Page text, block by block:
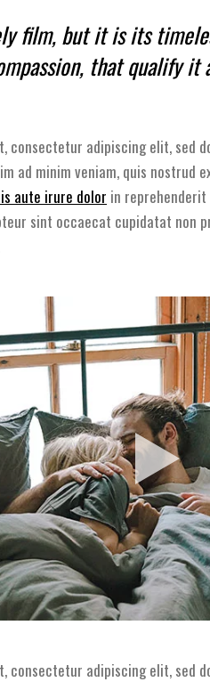
film, but it is its
that qualify it
consectetur adipiscing elit, sed
ad minim veniam, quis
aute irure dolor in
sint occaecat cupidatat non
consectetur adipiscing elit, sed